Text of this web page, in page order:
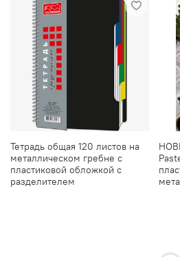
Тетрадь общая 120 листов на
металлическом гребне с
пластиковой обложкой с
разделителем